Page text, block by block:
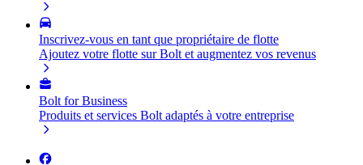
Inscrivez-vous en tant que propriétaire de flotte
Ajoutez votre flotte sur Bolt et augmentez vos revenus
Bolt for Business
Produits et services Bolt adaptés à votre entreprise